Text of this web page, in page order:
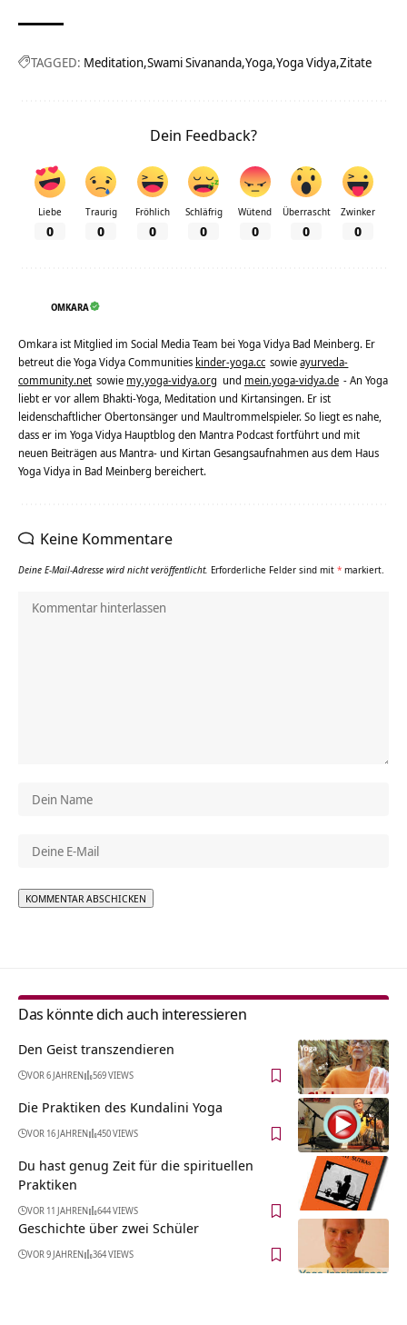
TAGGED: Meditation Swami Sivananda Yoga Yoga Vidya Zitate
Dein Feedback?
Liebe
0
Traurig
0
Fröhlich
0
Schläfrig
0
Wütend
0
Überrascht
0
Zwinker
0
OMKARA
Omkara ist Mitglied im Social Media Team bei Yoga Vidya Bad Meinberg. Er
betreut die Yoga Vidya Communities kinder-yoga.cc sowieayurveda-
community.net sowie my.yoga-vidya.org und mein.yoga-vidya.de - An Yoga
liebt er vor allem Bhakti-Yoga, Meditation und Kirtansingen. Er ist
leidenschaftlicher Obertonsänger und Maultrommelspieler. So liegt es nahe,
dass er im Yoga Vidya Hauptblog den Mantra Podcast fortführt und mit
neuen Beiträgen aus Mantra- und Kirtan Gesangsaufnahmen aus dem Haus
Yoga Vidya in Bad Meinberg bereichert.
Keine Kommentare
Deine E-Mail-Adresse wird nicht veröffentlicht. Erforderliche Felder sind mit * markiert.
Das könnte dich auch interessieren
Den Geist transzendieren
VOR 6 JAHREN 569 VIEWS
Die Praktiken des Kundalini Yoga
VOR 16 JAHREN 450 VIEWS
Du hast genug Zeit für die spirituellen
Praktiken
VOR 11 JAHREN 644 VIEWS
Geschichte über zwei Schüler
VOR 9 JAHREN 364 VIEWS